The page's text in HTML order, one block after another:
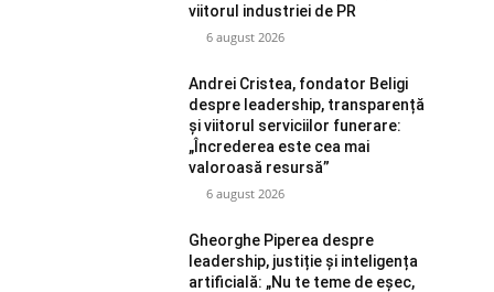
viitorul industriei de PR
6 august 2026
Andrei Cristea, fondator Beligi
despre leadership, transparență
și viitorul serviciilor funerare:
„Încrederea este cea mai
valoroasă resursă”
6 august 2026
Gheorghe Piperea despre
leadership, justiție și inteligența
artificială: „Nu te teme de eșec,